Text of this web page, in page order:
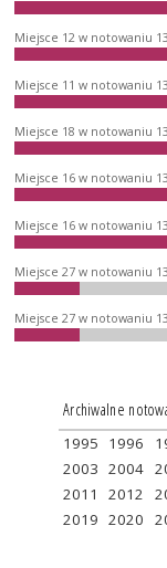
Miejsce 12 w notowaniu
Miejsce 11 w notowaniu
Miejsce 18 w notowaniu
Miejsce 16 w notowaniu
Miejsce 16 w notowaniu
Miejsce 27 w notowaniu
Miejsce 27 w notowaniu
Archiwalne
1995 1996
2003 2004
2011
2012
2019 2020